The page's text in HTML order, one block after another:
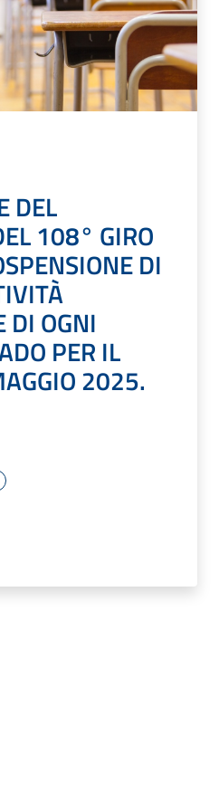
DEL
108° GIRO
DI
DI OGNI
PER IL
2025.